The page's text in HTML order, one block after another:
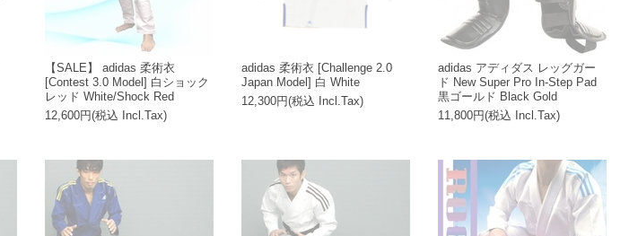
【SALE】 adidas 柔術衣
[Contest 3.0 Model] 白ショック
レッド White/Shock Red
12,600円(税込 Incl.Tax)
adidas 柔術衣 [Challenge 2.0
Japan Model] 白 White
12,300円(税込 Incl.Tax)
adidas アディダス レッグガー
ド New Super Pro In-Step Pad
黒ゴールド Black Gold
11,800円(税込 Incl.Tax)